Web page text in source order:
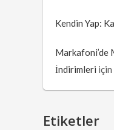
Kendin Yap:
Markafoni’de
İndirimleri için
Etiketler